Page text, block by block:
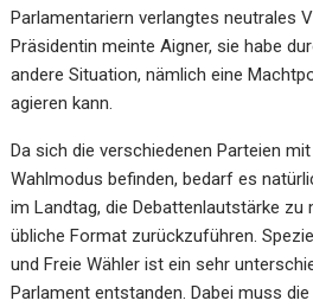
Parlamentariern verlangtes neutrales
Präsidentin meinte Aigner, sie habe
andere Situation, nämlich eine
agieren kann.
Da sich die verschiedenen Parteien
Wahlmodus befinden, bedarf es
im Landtag, die Debattenlautstärke zu
übliche Format zurückzuführen.
und Freie Wähler ist ein sehr
Parlament entstanden. Dabei muss